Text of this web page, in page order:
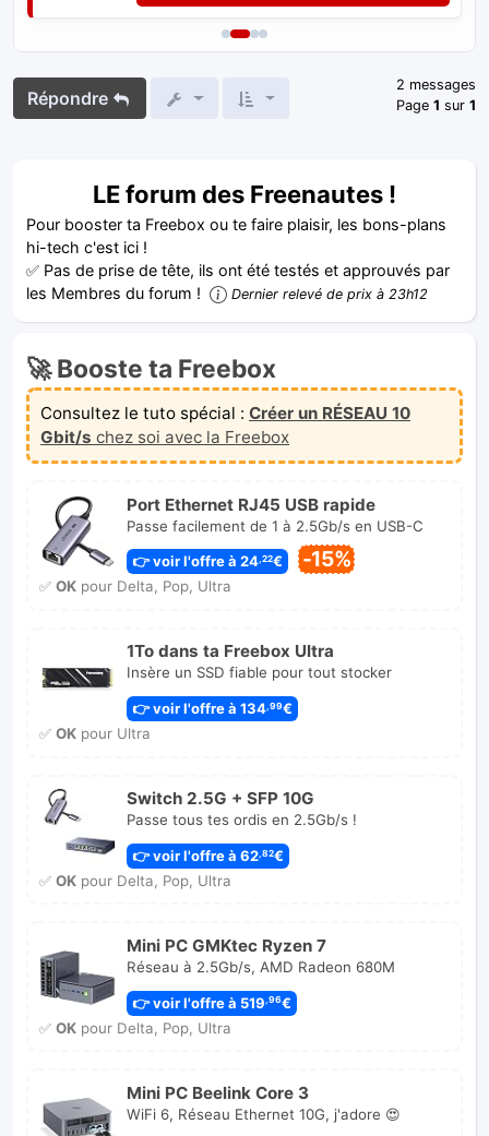
Répondre
2 messages
Page 1 sur 1
LE forum des Freenautes !
Pour booster ta Freebox ou te faire plaisir, les bons-plans
hi-tech c'est ici !
✅ Pas de prise de tête, ils ont été testés et approuvés par
les Membres du forum !
Dernier relevé de prix à 23h12
🚀 Booste ta Freebox
Consultez le tuto spécial : Créer un RÉSEAU 10
Gbit/s chez soi avec la Freebox
Port Ethernet RJ45 USB rapide
Passe facilement de 1 à 2.5Gb/s en USB-C
👉 voir l'offre à 24,22€ -15%
✅ OKpour Delta, Pop, Ultra
1To dans ta Freebox Ultra
Insère un SSD fiable pour tout stocker
👉 voir l'offre à 134,99€
✅ OKpour Ultra
Switch 2.5G + SFP 10G
Passe tous tes ordis en 2.5Gb/s !
👉 voir l'offre à 62,82€
✅ OKpour Delta, Pop, Ultra
Mini PC GMKtec Ryzen 7
Réseau à 2.5Gb/s, AMD Radeon 680M
👉 voir l'offre à 519,96€
✅ OKpour Delta, Pop, Ultra
Mini PC Beelink Core 3
WiFi 6, Réseau Ethernet 10G, j'adore 😍